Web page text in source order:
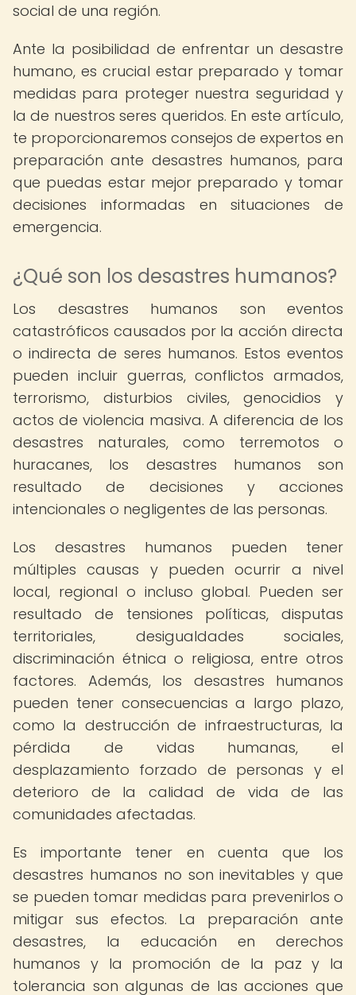
social de una región.
Ante la posibilidad de enfrentar un desastre
humano, es crucial estar preparado y tomar
medidas para proteger nuestra seguridad y
la de nuestros seres queridos. En este artículo,
te proporcionaremos consejos de expertos en
preparación ante desastres humanos, para
que puedas estar mejor preparado y tomar
decisiones informadas en situaciones de
emergencia.
¿Qué son los desastres humanos?
Los desastres humanos son eventos
catastróficos causados por la acción directa
o indirecta de seres humanos. Estos eventos
pueden incluir guerras, conflictos armados,
terrorismo, disturbios civiles, genocidios y
actos de violencia masiva. A diferencia de los
desastres naturales, como terremotos o
huracanes, los desastres humanos son
resultado de decisiones y acciones
intencionales o negligentes de las personas.
Los desastres humanos pueden tener
múltiples causas y pueden ocurrir a nivel
local, regional o incluso global. Pueden ser
resultado de tensiones políticas, disputas
territoriales, desigualdades sociales,
discriminación étnica o religiosa, entre otros
factores. Además, los desastres humanos
pueden tener consecuencias a largo plazo,
como la destrucción de infraestructuras, la
pérdida de vidas humanas, el
desplazamiento forzado de personas y el
deterioro de la calidad de vida de las
comunidades afectadas.
Es importante tener en cuenta que los
desastres humanos no son inevitables y que
se pueden tomar medidas para prevenirlos o
mitigar sus efectos. La preparación ante
desastres, la educación en derechos
humanos y la promoción de la paz y la
tolerancia son algunas de las acciones que